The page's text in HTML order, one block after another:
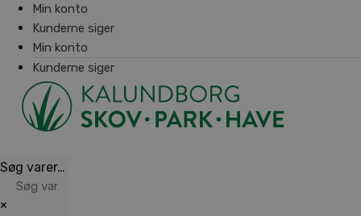
Min konto
Kunderne siger
Min konto
Kunderne siger
Søg varer…
×